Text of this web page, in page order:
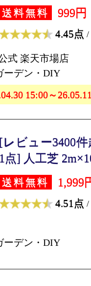
送料無料 999円
4.45点 /
式 楽天市場店
ーデン・DIY
15:00～
[レビュー3400
1点] 人工芝
送料無料 1,999
4.51点 /
ーデン・DIY